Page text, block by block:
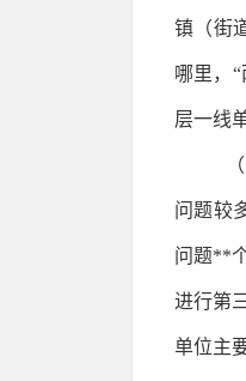
镇（街
哪里，
层一线
问题较
问题**
进行第
单位主